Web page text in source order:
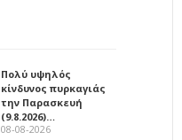
Πολύ υψηλός
κίνδυνος πυρκαγιάς
την Παρασκευή
(9.8.2026)…
08-08-2026